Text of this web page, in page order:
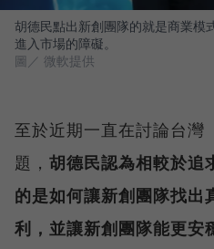
胡德民點出新創團隊的就是商業模
進入市場的障礙。
圖／ 微軟提供
至於近期一直在討論台灣
題， 胡德民認為相較於追
的是如何讓新創團隊找出
利，並讓新創團隊能更安